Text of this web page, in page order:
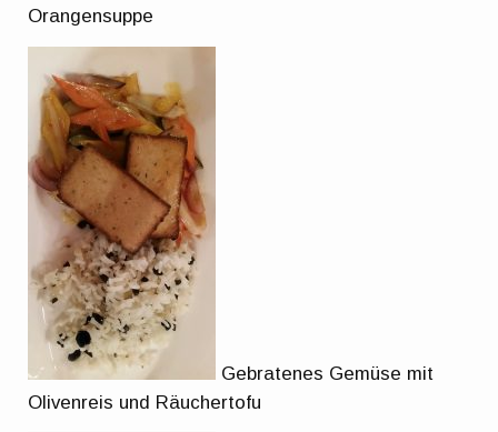
Orangensuppe
Gebratenes Gemüse mit
Olivenreis und Räuchertofu